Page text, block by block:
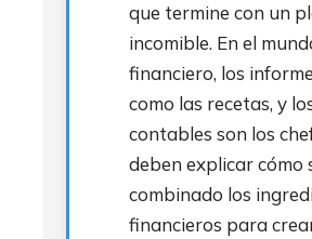
que termine con un
incomible. En el
financiero, los
como las recetas, y
contables son los
deben explicar cómo
combinado los
financieros para